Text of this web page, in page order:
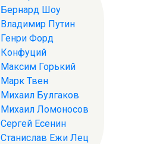
Бернард Шоу
Владимир Путин
Генри Форд
Конфуций
Максим Горький
Марк Твен
Михаил Булгаков
Михаил Ломоносов
Сергей Есенин
Станислав Ежи Лец